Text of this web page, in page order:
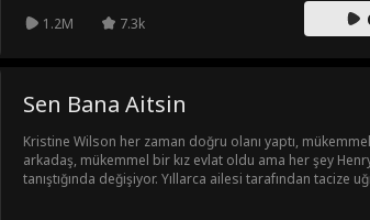
1.2M 7.3k
Sen Bana Aitsin
Kristine Wilson her zaman doğru olanı yaptı,
arkadaş, mükemmel bir kız evlat oldu ama her şey
tanıştığında değişiyor. Yıllarca ailesi tarafından tacize